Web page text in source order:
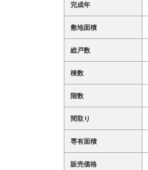
完成年
敷地面積
総戸数
棟数
階数
間取り
専有面積
販売価格